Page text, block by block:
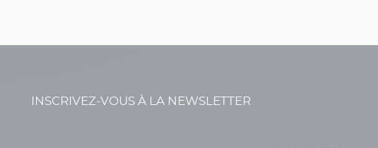
INSCRIVEZ-VOUS À LA NEWSLETTER